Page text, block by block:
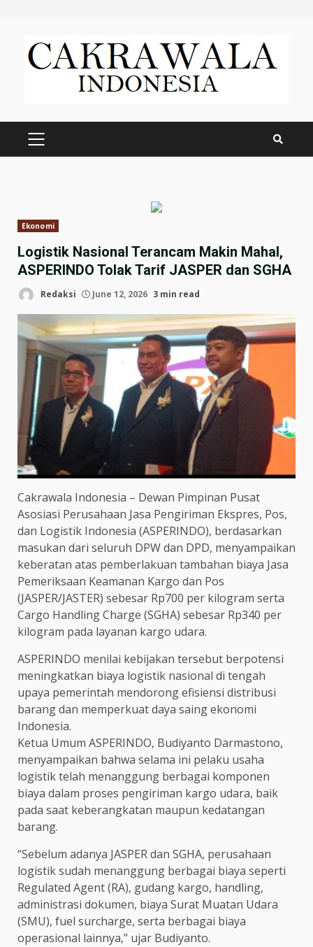
content
PRIMARY
Ekonomi
Logistik Nasional Terancam Makin Mahal,
ASPERINDO Tolak Tarif JASPER dan SGHA
Redaksi June 12, 2026 3 min read
Cakrawala Indonesia – Dewan Pimpinan Pusat
Asosiasi Perusahaan Jasa Pengiriman Ekspres, Pos,
dan Logistik Indonesia (ASPERINDO), berdasarkan
masukan dari seluruh DPW dan DPD, menyampaikan
keberatan atas pemberlakuan tambahan biaya Jasa
Pemeriksaan Keamanan Kargo dan Pos
(JASPER/JASTER) sebesar Rp700 per kilogram serta
Cargo Handling Charge (SGHA) sebesar Rp340 per
kilogram pada layanan kargo udara.
ASPERINDO menilai kebijakan tersebut berpotensi
meningkatkan biaya logistik nasional di tengah
upaya pemerintah mendorong efisiensi distribusi
barang dan memperkuat daya saing ekonomi
Indonesia.
Ketua Umum ASPERINDO, Budiyanto Darmastono,
menyampaikan bahwa selama ini pelaku usaha
logistik telah menanggung berbagai komponen
biaya dalam proses pengiriman kargo udara, baik
pada saat keberangkatan maupun kedatangan
barang.
“Sebelum adanya JASPER dan SGHA, perusahaan
logistik sudah menanggung berbagai biaya seperti
Regulated Agent (RA), gudang kargo, handling,
administrasi dokumen, biaya Surat Muatan Udara
(SMU), fuel surcharge, serta berbagai biaya
operasional lainnya,” ujar Budiyanto.